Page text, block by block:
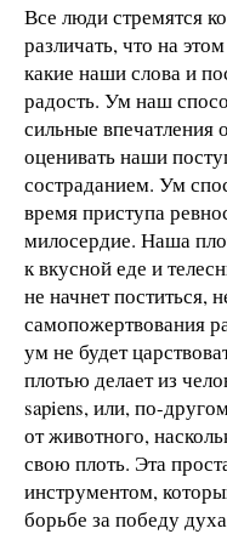
Все люди стремятся
различать, что на
какие наши слова и
радость. Ум наш
сильные впечатления
оценивать наши
состраданием. Ум
время приступа
милосердие. Наша
к вкусной еде и
не начнет поститься,
самопожертвования
ум не будет
плотью делает из
sapiens, или, по-
от животного,
свою плоть. Эта
инструментом,
борьбе за победу